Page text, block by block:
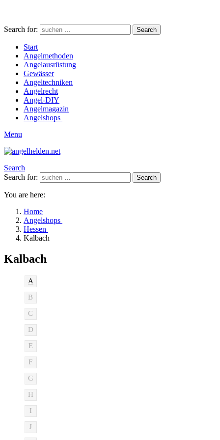
Search for: Search
Start
Angelmethoden
Angelausrüstung
Gewässer
Angeltechniken
Angelrecht
Angel-DIY
Angelmagazin
Angelshops
Menu
Search
Search for:
Search
You are here:
Home
Angelshops
Hessen
Kalbach
Kalbach
A
B
C
D
E
F
G
H
I
J